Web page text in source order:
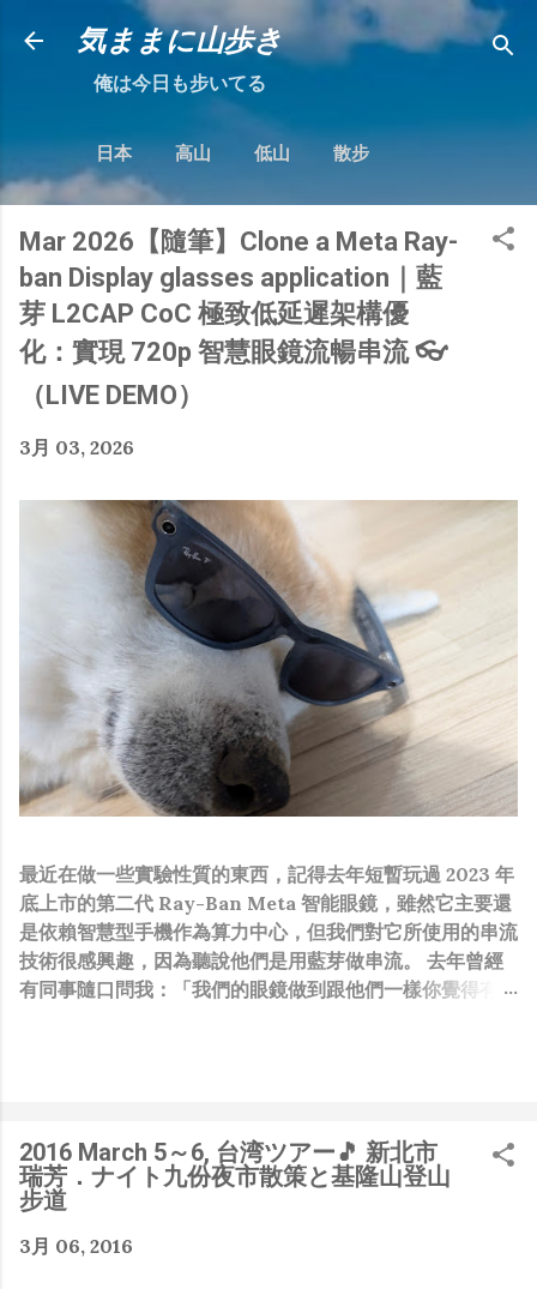
跳到主要內容
気ままに山歩き
俺は今日も步いてる
日本 高山 低山 散步
Mar 2026【隨筆】Clone a Meta Ray-
ban Display glasses application｜藍
芽 L2CAP CoC 極致低延遲架構優
化：實現 720p 智慧眼鏡流暢串流 👓
（LIVE DEMO）
3月 03, 2026
最近在做一些實驗性質的東西，記得去年短暫玩過 2023 年
底上市的第二代 Ray-Ban Meta 智能眼鏡，雖然它主要還
是依賴智慧型手機作為算力中心，但我們對它所使用的串流
技術很感興趣，因為聽說他們是用藍芽做串流。 去年曾經
有同事隨口問我：「我們的眼鏡做到跟他們一樣你覺得有可
人，那我還在這幹嘛？？？（笑）” 也記得更久以前，當我
們還在研究那個眼鏡時，常聽到像是：『 他們不知道用了
什麼黑科技 』，這類沒有建設性、不應該從 RD 嘴裡說出
來的話，而我也是不以為然。坦白講，以前每次只要聽到某
SW嘴砲經理（暫且以H君稱之），沒事就把『 黑科技 』
2016 March 5～6, 台湾ツアー🎵 新北市
瑞芳．ナイト九份夜市散策と基隆山登山
步道
3月 06, 2016